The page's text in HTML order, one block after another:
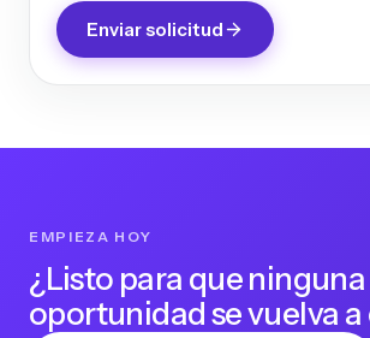
Enviar solicitud
EMPIEZA HOY
¿Listo para que ninguna
oportunidad se vuelva